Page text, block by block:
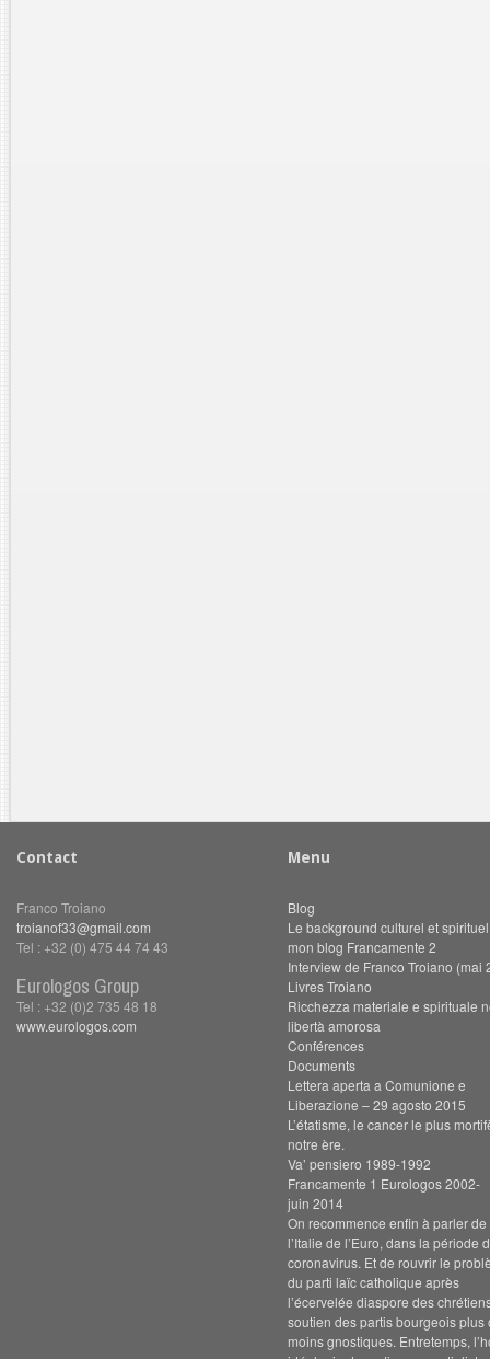
Contact
Franco Troiano
troianof33@gmail.com
Tel : +32 (0) 475 44 74 43
Eurologos Group
Tel : +32 (0)2 735 48 18
www.eurologos.com
Menu
Blog
Le background culturel et
mon blog Francamente 2
Interview de Franco Troiano (mai
Livres Troiano
Ricchezza materiale e spirituale
libertà amorosa
Conférences
Documents
Lettera aperta a Comunione e
Liberazione – 29 agosto 2015
L’étatisme, le cancer le plus
notre ère.
Va’ pensiero 1989-1992
Francamente 1 Eurologos 2002-
juin 2014
On recommence enfin à parler de
l’Italie de l’Euro, dans la période
coronavirus. Et de rouvrir le
du parti laïc catholique après
l’écervelée diaspore des
soutien des partis bourgeois plus
moins gnostiques. Entretemps,